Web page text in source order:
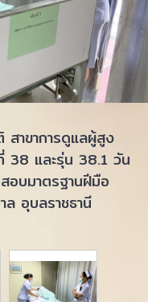
สาขาการดูแลผู้สูง
38 และรุ่น 38.1 วัน
บมาตรฐานฝีมือ
ล อุบลราชธานี